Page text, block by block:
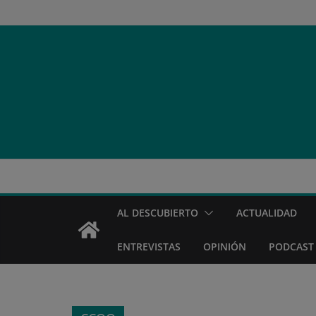
al
AL DESCUBIERTO ACTUALIDAD
ENTREVISTAS OPINIÓN PODCAST